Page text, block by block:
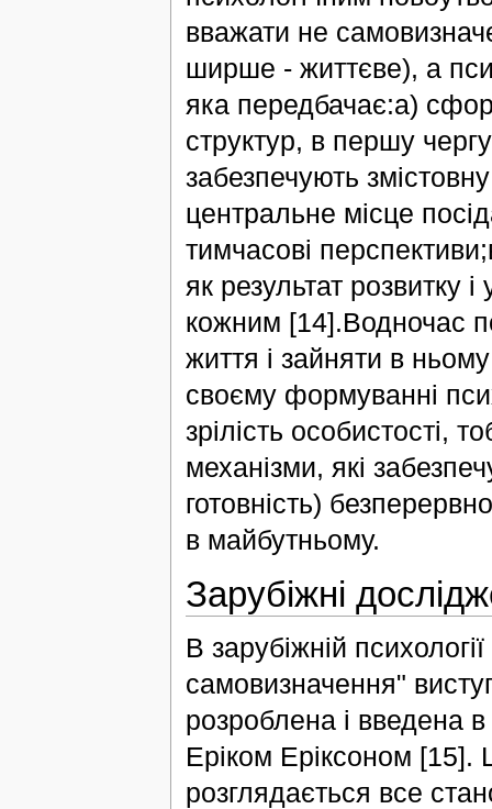
вважати не
ширше - життєве), а
яка передбачає:а)
структур, в першу
забезпечують
центральне місце
тимчасові
як результат розвитку
кожним [14].Водночас
життя і зайняти в
своєму формуванні
зрілість особистості,
механізми, які
готовність)
в майбутньому.
Зарубіжні
В зарубіжній
самовизначення"
розроблена і введена
Еріком Еріксоном [15].
розглядається все